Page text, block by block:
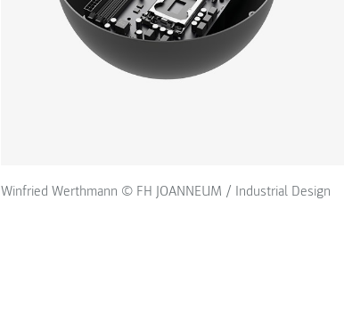
Winfried Werthmann © FH JOANNEUM / Industrial Design